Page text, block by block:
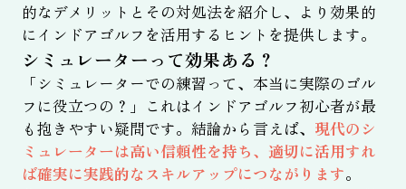
的なデメリットとその対処法を紹介し、より効果的
にインドアゴルフを活用するヒントを提供します。
シミュレーターって効果ある？
「シミュレーターでの練習って、本当に実際のゴル
フに役立つの？」これはインドアゴルフ初心者が最
も抱きやすい疑問です。結論から言えば、 現代のシ
ミュレーターは高い信頼性を持ち、適切に活用すれ
ば確実に実践的なスキルアップにつながります。